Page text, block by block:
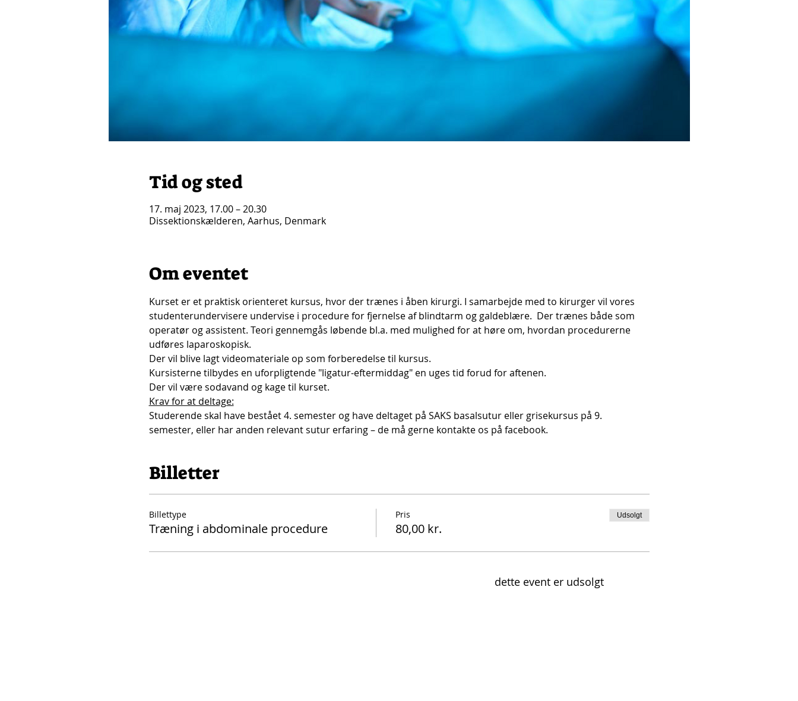
Tid og sted
17. maj 2023, 17.00 – 20.30
Dissektionskælderen, Aarhus, Denmark
Om eventet
Kurset er et praktisk orienteret kursus, hvor der trænes i åben kirurgi. I samarbejde med to kirurger vil vores
studenterundervisere undervise i procedure for fjernelse af blindtarm og galdeblære.  Der trænes både som
operatør og assistent. Teori gennemgås løbende bl.a. med mulighed for at høre om, hvordan procedurerne
udføres laparoskopisk.
Der vil blive lagt videomateriale op som forberedelse til kursus.
Kursisterne tilbydes en uforpligtende "ligatur-eftermiddag" en uges tid forud for aftenen.
Der vil være sodavand og kage til kurset.
Krav for at deltage:
Studerende skal have bestået 4. semester og have deltaget på SAKS basalsutur eller grisekursus på 9.
semester, eller har anden relevant sutur erfaring – de må gerne kontakte os på facebook.
Billetter
Billettype
Træning i abdominale procedure
Pris
80,00 kr.
Udsolgt
dette event er udsolgt